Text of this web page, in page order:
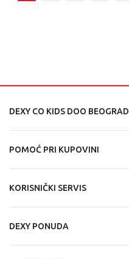
DEXY CO KIDS DOO BEOGRAD
POMOĆ PRI KUPOVINI
KORISNIČKI SERVIS
DEXY PONUDA